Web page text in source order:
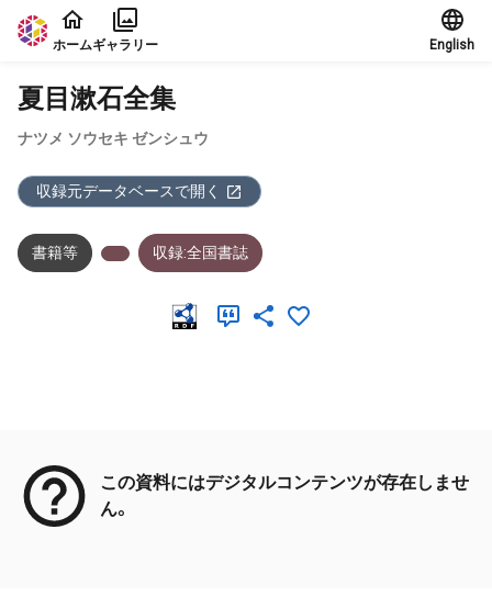
本文に飛ぶ
ホームギャラリー English
夏目漱石全集
ナツメ ソウセキ ゼンシュウ
収録元データベースで開く
書籍等 収録:全国書誌
この資料にはデジタルコンテンツが存在しませ
ん。